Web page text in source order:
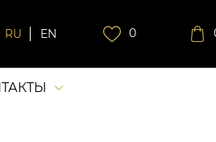
RU EN 0